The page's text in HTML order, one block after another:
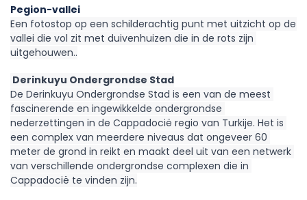
Pegion-vallei
Een fotostop op een schilderachtig punt met uitzicht op de
vallei die vol zit met duivenhuizen die in de rots zijn
uitgehouwen..
Derinkuyu Ondergrondse Stad
De Derinkuyu Ondergrondse Stad is een van de meest
fascinerende en ingewikkelde ondergrondse
nederzettingen in de Cappadocië regio van Turkije. Het is
een complex van meerdere niveaus dat ongeveer 60
meter de grond in reikt en maakt deel uit van een netwerk
van verschillende ondergrondse complexen die in
Cappadocië te vinden zijn.